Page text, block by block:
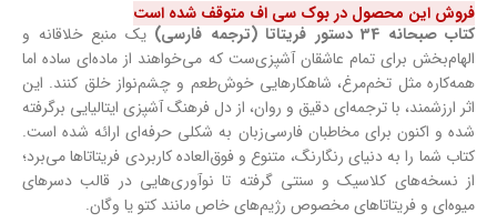
فروش این محصول در بوک سی اف متوقف شده است
کتاب صبحانه 34 دستور فریتاتا (ترجمه فارسی)
یک منبع خلاقانه و
الهام‌بخش برای تمام عاشقان آشپزی‌ست که می‌خواهند از ماده‌ای ساده اما
همه‌کاره مثل تخم‌مرغ، شاهکارهایی خوش‌طعم و چشم‌نواز خلق کنند. این
اثر ارزشمند، با ترجمه‌ای دقیق و روان، از دل فرهنگ آشپزی ایتالیایی برگرفته
شده و اکنون برای مخاطبان فارسی‌زبان به شکلی حرفه‌ای ارائه شده است.
کتاب شما را به دنیای رنگارنگ، متنوع و فوق‌العاده کاربردی فریتاتاها می‌برد؛
از نسخه‌های کلاسیک و سنتی گرفته تا نوآوری‌هایی در قالب دسرهای
میوه‌ای و فریتاتاهای مخصوص رژیم‌های خاص مانند کتو یا وگان.